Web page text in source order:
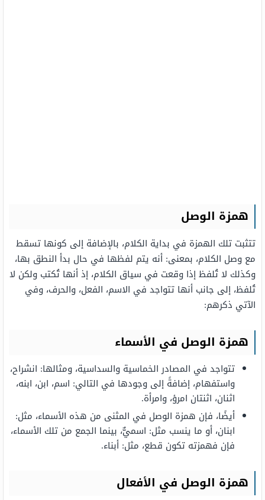
همزة الوصل
تتثبت تلك الهمزة في بداية الكلام، بالإضافة إلى كونها تسقط
مع وصل الكلام، بمعنى: أنه يتم لفظها في حال بدأ النطق بها،
وكذلك لا تُلفظ إذا وقعت في سياق الكلام، إذ أنها تُكتب ولكن لا
تُلفظ، إلى جانب أنها تتواجد في الاسم، الفعل، والحرف، وفي
الآتي ذكرهم:
همزة الوصل في الأسماء
تتواجد في المصادر الخماسية والسداسية، ومثالها: انشراح،
واستفهام، إضافةً إلى وجودها في التالي: اسم، ابن، ابنه،
اثنان، اثنتان امرؤ، وامرأة.
أيضًا، فإن همزة الوصل في المثنى من هذه الأسماء، مثل:
ابنان، أو ما ينسب مثل: اسميٌّ، بينما الجمع من تلك الأسماء،
فإن فهمزته تكون قطع، مثل: أبناء.
همزة الوصل في الأفعال